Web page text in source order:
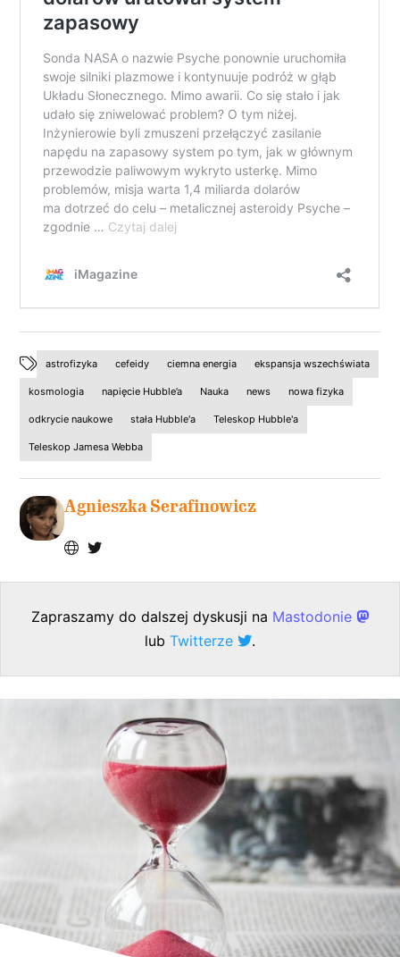
astrofizyka cefeidy ciemna energia ekspansja wszechświata
kosmologia napięcie Hubble’a Nauka news nowa fizyka
odkrycie naukowe stała Hubble'a Teleskop Hubble'a
Teleskop Jamesa Webba
Agnieszka Serafinowicz
Zapraszamy do dalszej dyskusji na Mastodonie
lub Twitterze .